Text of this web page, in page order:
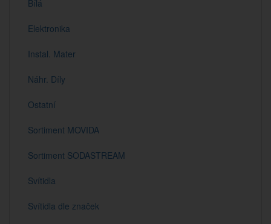
Bílá
Elektronika
Instal. Mater
Náhr. Díly
Ostatní
Sortiment MOVIDA
Sortiment SODASTREAM
Svítidla
Svítidla dle značek